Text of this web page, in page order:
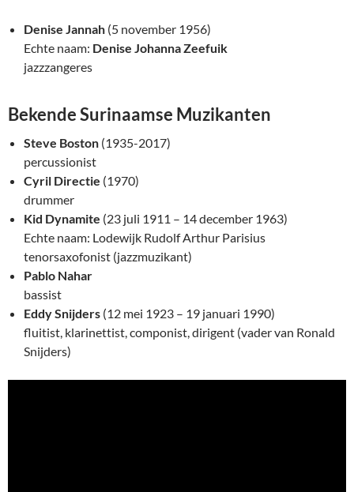
Denise Jannah (5 november 1956)
Echte naam: Denise Johanna Zeefuik
jazzzangeres
Bekende Surinaamse Muzikanten
Steve Boston (1935-2017)
percussionist
Cyril Directie (1970)
drummer
Kid Dynamite (23 juli 1911 – 14 december 1963)
Echte naam: Lodewijk Rudolf Arthur Parisius
tenorsaxofonist (jazzmuzikant)
Pablo Nahar
bassist
Eddy Snijders (12 mei 1923 – 19 januari 1990)
fluitist, klarinettist, componist, dirigent (vader van Ronald
Snijders)